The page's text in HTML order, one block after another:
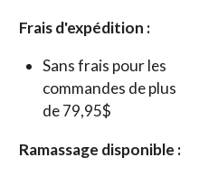
Frais d'expédition :
Sans frais pour les
commandes de plus
de 79,95$
Ramassage disponible :